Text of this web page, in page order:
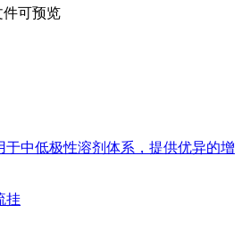
件可预览
中低极性溶剂体系，提供优异的增
挂